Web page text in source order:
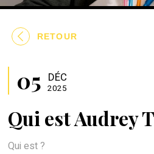
RETOUR
Qui est Audrey
05 DÉC
2025
Qui est ?